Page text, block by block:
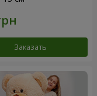
Заказать